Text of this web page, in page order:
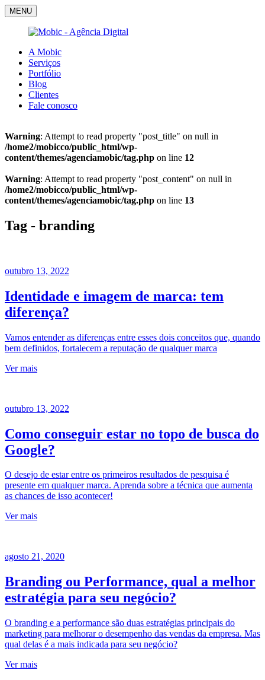
MENU
A Mobic
Serviços
Portfólio
Blog
Clientes
Fale conosco
Warning: Attempt to read property "post_title" on null in
/home2/mobicco/public_html/wp-
content/themes/agenciamobic/tag.php on line 12
Warning: Attempt to read property "post_content" on null in
/home2/mobicco/public_html/wp-
content/themes/agenciamobic/tag.php on line 13
Tag - branding
outubro 13, 2022
Identidade e imagem de marca: tem
diferença?
Vamos entender as diferenças entre esses dois conceitos que, quando
bem definidos, fortalecem a reputação de qualquer marca
Ver mais
outubro 13, 2022
Como conseguir estar no topo de busca do
Google?
O desejo de estar entre os primeiros resultados de pesquisa é
presente em qualquer marca. Aprenda sobre a técnica que aumenta
as chances de isso acontecer!
Ver mais
agosto 21, 2020
Branding ou Performance, qual a melhor
estratégia para seu negócio?
O branding e a performance são duas estratégias principais do
marketing para melhorar o desempenho das vendas da empresa. Mas
qual delas é a mais indicada para seu negócio?
Ver mais